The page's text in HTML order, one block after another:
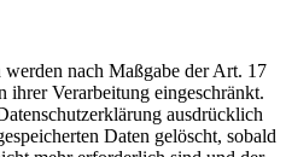
nach Maßgabe der Art. 17
Verarbeitung eingeschränkt.
ausdrücklich
Daten gelöscht, sobald